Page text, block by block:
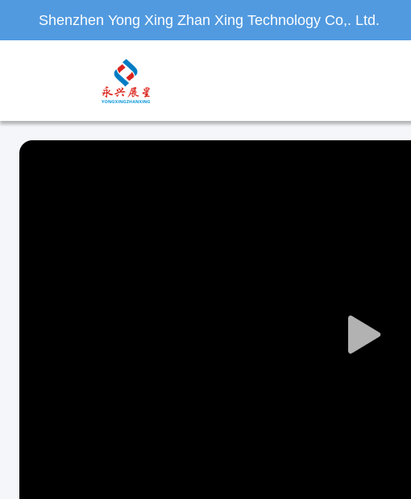
Shenzhen Yong Xing Zhan Xing Technology Co,. Ltd.
Play